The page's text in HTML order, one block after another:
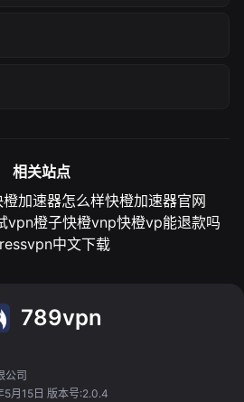
相关站点
橙加速器怎么样快橙加速器官网
vpn橙子快橙vnp快橙vp能退款吗
中文下载
789vpn
公司
月15日 版本号:2.0.4